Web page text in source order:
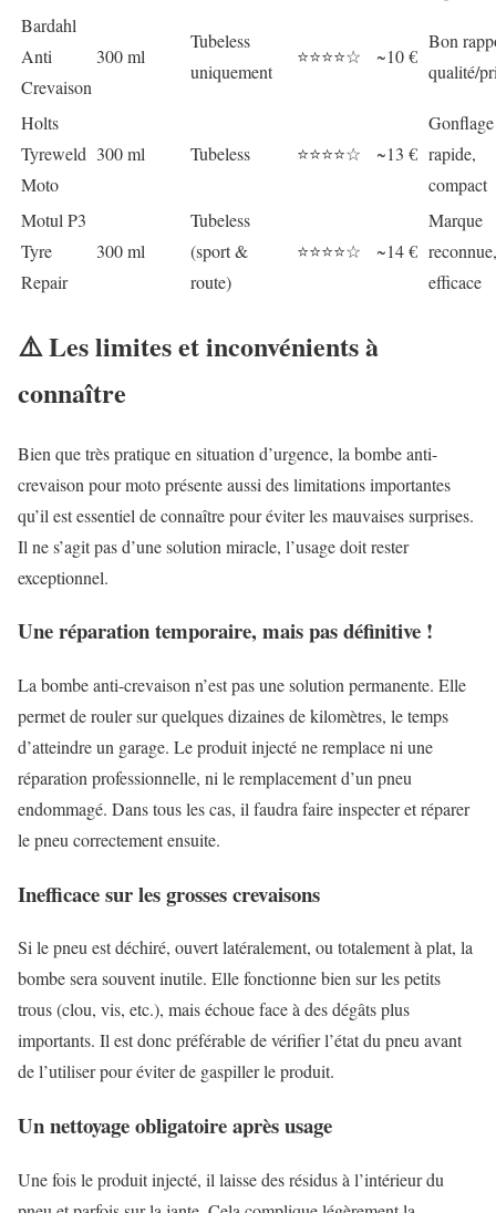
Bardahl
Anti
Crevaison
300 ml
Tubeless
uniquement
⭐⭐⭐⭐☆ ~10 €
Bon
qualité/
Holts
Tyreweld
Moto
300 ml Tubeless ⭐⭐⭐⭐☆ ~13 €
Gonflage
rapide,
compact
Motul P3
Tyre
Repair
300 ml
Tubeless
(sport &
route)
⭐⭐⭐⭐☆ ~14 €
Marque
reconnue,
efficace
⚠️ Les limites et inconvénients à
connaître
Bien que très pratique en situation d’urgence, la bombe anti-
crevaison pour moto présente aussi des limitations importantes
qu’il est essentiel de connaître pour éviter les mauvaises surprises.
Il ne s’agit pas d’une solution miracle, l’usage doit rester
exceptionnel.
Une réparation temporaire, mais pas définitive !
La bombe anti-crevaison n’est pas une solution permanente. Elle
permet de rouler sur quelques dizaines de kilomètres, le temps
d’atteindre un garage. Le produit injecté ne remplace ni une
réparation professionnelle, ni le remplacement d’un pneu
endommagé. Dans tous les cas, il faudra faire inspecter et réparer
le pneu correctement ensuite.
Inefficace sur les grosses crevaisons
Si le pneu est déchiré, ouvert latéralement, ou totalement à plat, la
bombe sera souvent inutile. Elle fonctionne bien sur les petits
trous (clou, vis, etc.), mais échoue face à des dégâts plus
importants. Il est donc préférable de vérifier l’état du pneu avant
de l’utiliser pour éviter de gaspiller le produit.
Un nettoyage obligatoire après usage
Une fois le produit injecté, il laisse des résidus à l’intérieur du